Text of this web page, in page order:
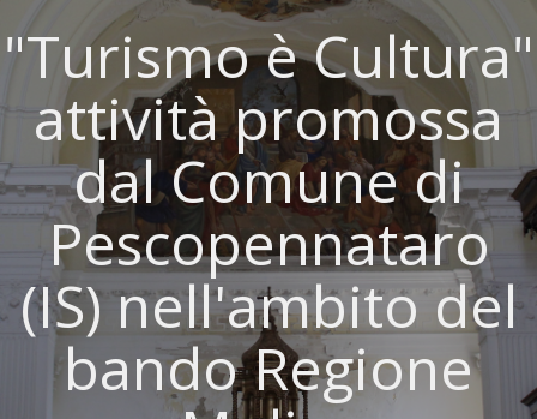
"Turismo è Cultura"
attività promossa
dal Comune di
Pescopennataro
(IS) nell'ambito del
bando Regione